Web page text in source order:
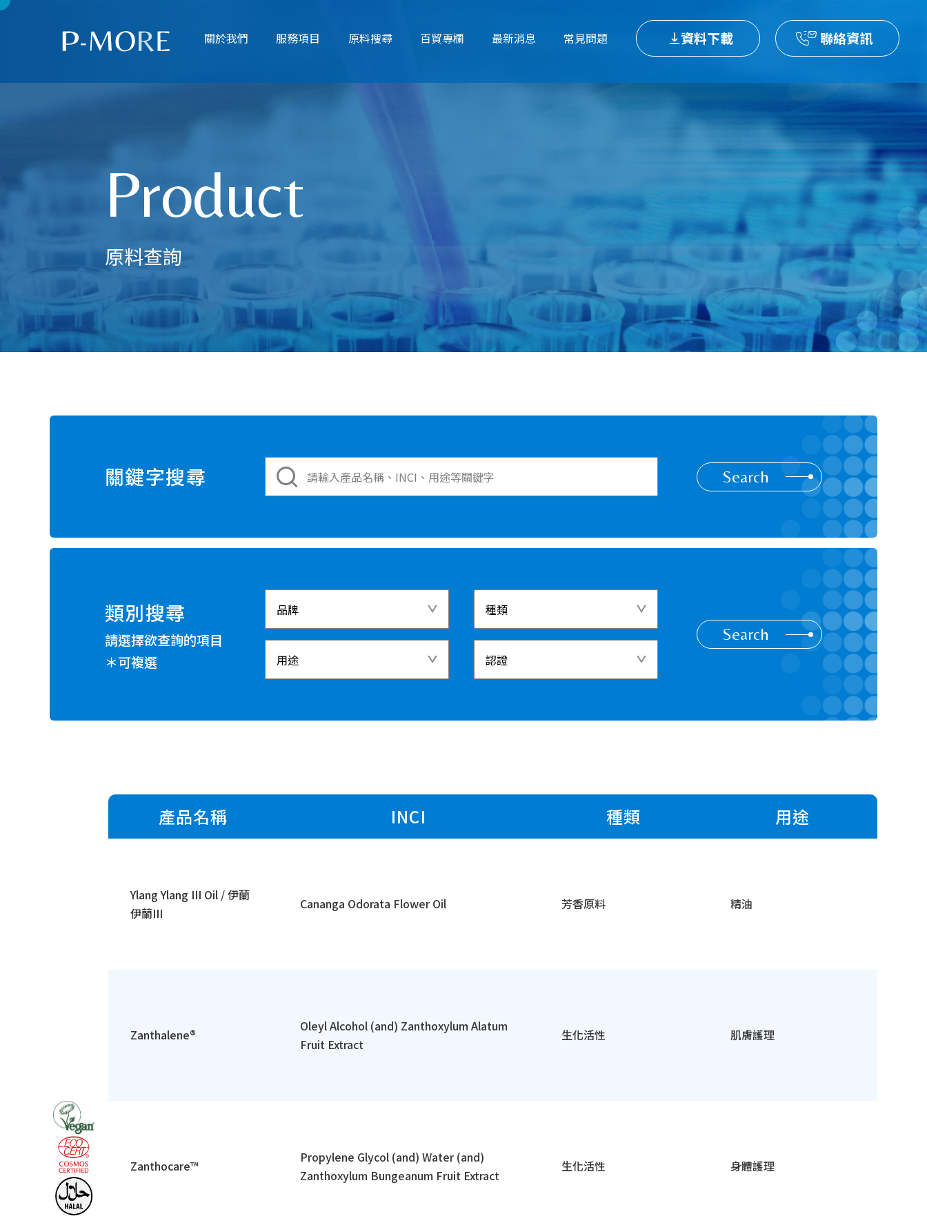
關於我們 服務項目 原料搜尋 百貿專欄 最新消息 常見問題 資料下載 聯絡資訊
Product
原料查詢
關鍵字搜尋 Search
類別搜尋
請選擇欲查詢的項目
＊可複選
Search
產品名稱 INCI 種類 用途
Ylang Ylang III Oil / 伊蘭
伊蘭III
Cananga Odorata Flower Oil 芳香原料 精油
Zanthalene®
Oleyl Alcohol (and) Zanthoxylum Alatum
Fruit Extract
生化活性 肌膚護理
Zanthocare™
Propylene Glycol (and) Water (and)
Zanthoxylum Bungeanum Fruit Extract
生化活性 身體護理